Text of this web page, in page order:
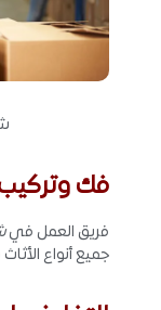
فك وتركيب
فريق العمل في
جميع أنواع